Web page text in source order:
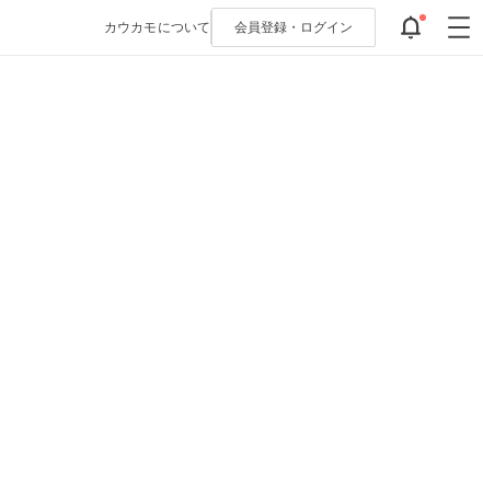
カウカモについて 会員登録・ ログイン